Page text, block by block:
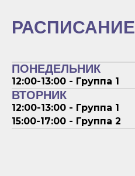
РАСПИСАНИЕ
ПОНЕДЕЛЬНИК
12:00-13:00 - Группа 1
ВТОРНИК
12:00-13:00 - Группа 1
15:00-17:00 - Группа 2